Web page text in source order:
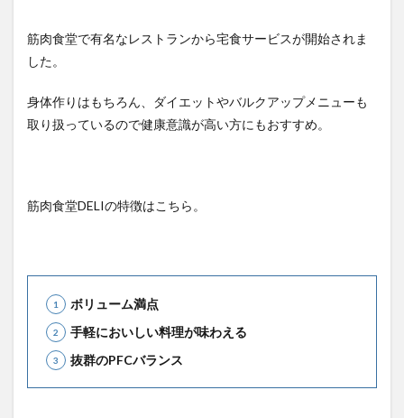
筋肉食堂で有名なレストランから宅食サービスが開始されま
した。
身体作りはもちろん、ダイエットやバルクアップメニューも
取り扱っているので健康意識が高い方にもおすすめ。
筋肉食堂DELIの特徴はこちら。
ボリューム満点
手軽においしい料理が味わえる
抜群のPFCバランス